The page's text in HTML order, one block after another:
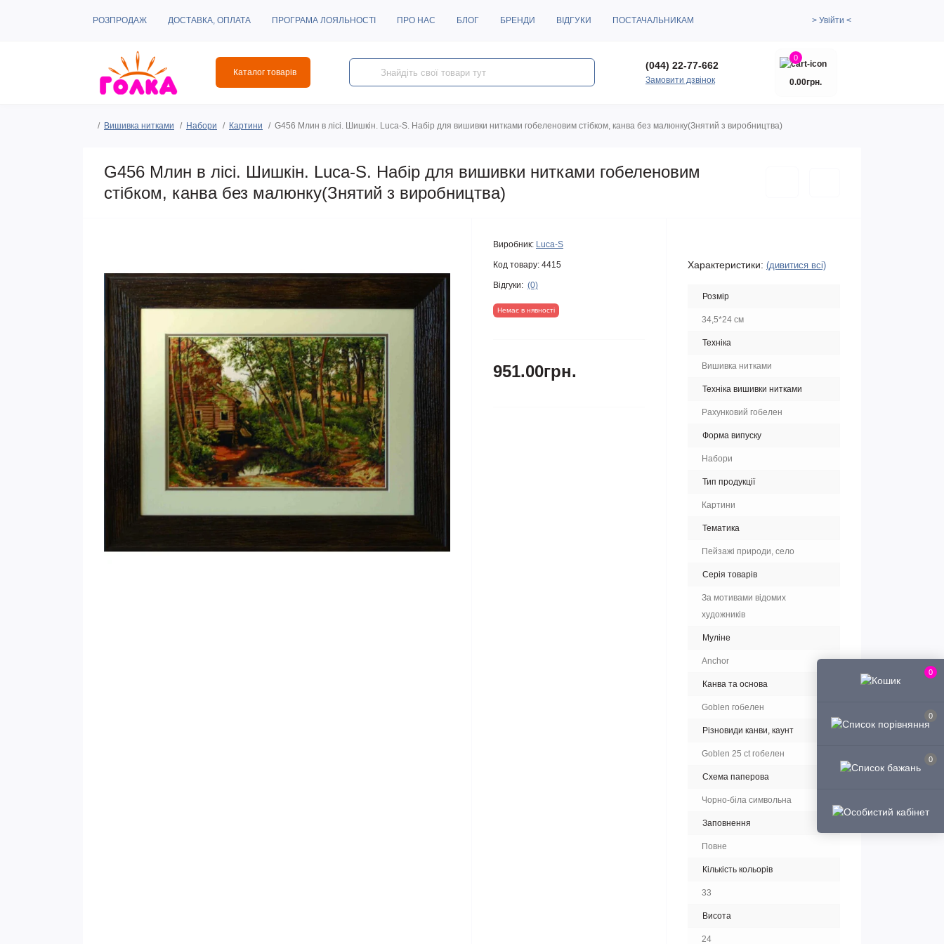
0
0
0
РОЗПРОДАЖ ДОСТАВКА, ОПЛАТА ПРОГРАМА ЛОЯЛЬНОСТІ ПРО НАС БЛОГ БРЕНДИ ВІДГУКИ ПОСТАЧАЛЬНИКАМ > Увійти <
Каталог товарів
(044) 22-77-662
Замовити дзвінок
0
0.00грн.
Вишивка нитками Набори Картини G456 Млин в лісі. Шишкін. Luca-S. Набір для вишивки нитками гобеленовим стібком, канва без малюнку(Знятий з виробництва)
G456 Млин в лісі. Шишкін. Luca-S. Набір для вишивки нитками гобеленовим
стібком, канва без малюнку(Знятий з виробництва)
Виробник: Luca-S
Код товару: 4415
Відгуки: (0)
Немає в нявності
951.00грн.
Характеристики: (дивитися всі)
Розмір
34,5*24 см
Техніка
Вишивка нитками
Техніка вишивки нитками
Рахунковий гобелен
Форма випуску
Набори
Тип продукції
Картини
Тематика
Пейзажі природи, село
Серія товарів
За мотивами відомих
художників
Муліне
Anchor
Канва та основа
Goblen гобелен
Різновиди канви, каунт
Goblen 25 ct гобелен
Схема паперова
Чорно-біла символьна
Заповнення
Повне
Кількість кольорів
33
Висота
24